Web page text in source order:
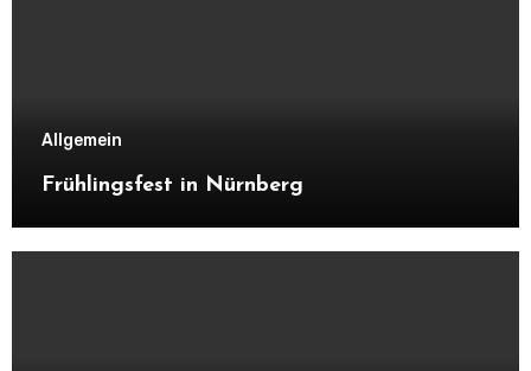
Allgemein
Frühlingsfest in Nürnberg